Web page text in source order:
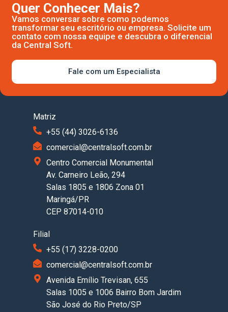
Quer Conhecer Mais?
Vamos conversar sobre como podemos
transformar seu escritório ou empresa. Solicite um
contato com nossa equipe e descubra o diferencial
da Central Soft.
Fale com um Especialista
Matriz
+55 (44) 3026-6136
comercial@centralsoft.com.br
Centro Comercial Monumental
Av. Carneiro Leão, 294
Salas 1805 e 1806 Zona 01
Maringá/PR
CEP 87014-010
Filial
+55 (17) 3228-0200
comercial@centralsoft.com.br
Avenida Emílio Trevisan, 655
Salas 1005 e 1006 Bairro Bom Jardim
São José do Rio Preto/SP